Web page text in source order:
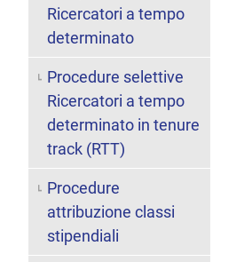
Ricercatori a tempo
determinato
Procedure selettive
Ricercatori a tempo
determinato in tenure
track (RTT)
Procedure
attribuzione classi
stipendiali